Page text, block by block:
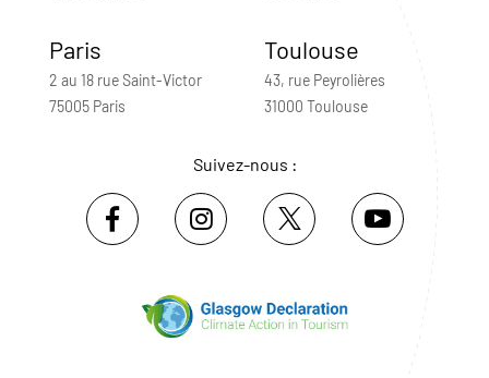
Paris
2 au 18 rue Saint-Victor
75005 Paris
Toulouse
43, rue Peyrolières
31000 Toulouse
Suivez-nous :